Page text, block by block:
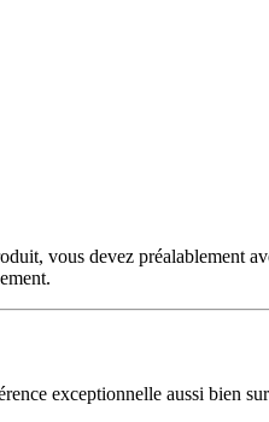
vous devez préalablement
exceptionnelle aussi bien